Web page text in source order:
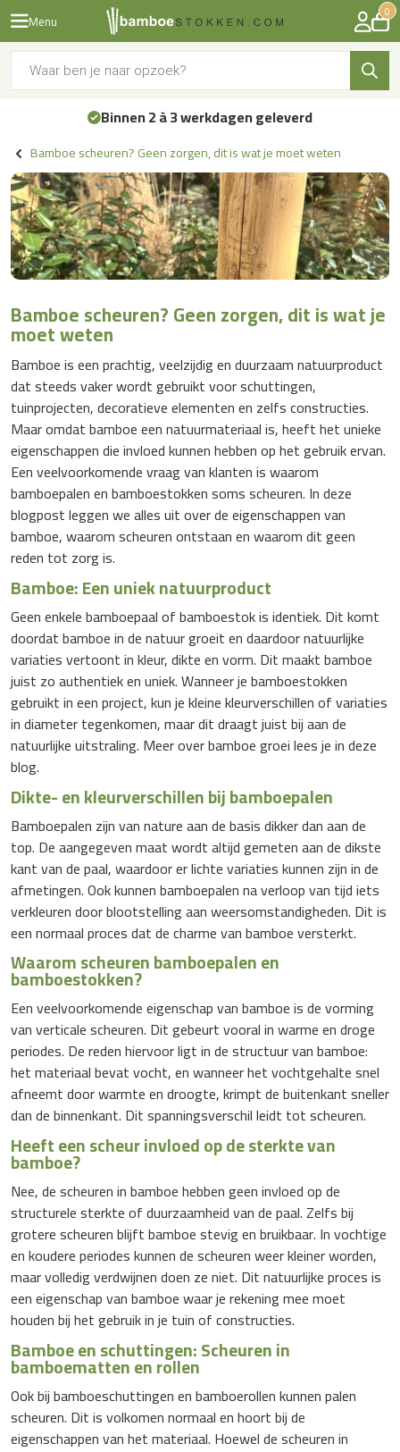
Menu 0
Producten
zoeken
Binnen 2 à 3 werkdagen geleverd
Bamboe scheuren? Geen zorgen, dit is wat je moet weten
Bamboe scheuren? Geen zorgen, dit is wat je
moet weten
Bamboe is een prachtig, veelzijdig en duurzaam natuurproduct
dat steeds vaker wordt gebruikt voor schuttingen,
tuinprojecten, decoratieve elementen en zelfs constructies.
Maar omdat bamboe een natuurmateriaal is, heeft het unieke
eigenschappen die invloed kunnen hebben op het gebruik ervan.
Een veelvoorkomende vraag van klanten is waarom
bamboepalen en bamboestokken soms scheuren. In deze
blogpost leggen we alles uit over de eigenschappen van
bamboe, waarom scheuren ontstaan en waarom dit geen
reden tot zorg is.
Bamboe: Een uniek natuurproduct
Geen enkelebamboepaalofbamboestokis identiek. Dit komt
doordat bamboe in de natuur groeit en daardoor natuurlijke
variaties vertoont in kleur, dikte en vorm. Dit maakt bamboe
juist zo authentiek en uniek. Wanneer je bamboestokken
gebruikt in een project, kun je kleine kleurverschillen of variaties
in diameter tegenkomen, maar dit draagt juist bij aan de
natuurlijke uitstraling. Meer over bamboe groei lees je indeze
blog.
Dikte- en kleurverschillen bij bamboepalen
Bamboepalen zijn van nature aan de basis dikker dan aan de
top. De aangegeven maat wordt altijd gemeten aan de dikste
kant van de paal, waardoor er lichte variaties kunnen zijn in de
afmetingen. Ook kunnen bamboepalen na verloop van tijd iets
verkleuren door blootstelling aan weersomstandigheden. Dit is
een normaal proces dat de charme van bamboe versterkt.
Waarom scheuren bamboepalen en
bamboestokken?
Een veelvoorkomende eigenschap van bamboe is de vorming
van verticale scheuren. Dit gebeurt vooral in warme en droge
periodes. De reden hiervoor ligt in de structuur van bamboe:
het materiaal bevat vocht, en wanneer het vochtgehalte snel
afneemt door warmte en droogte, krimpt de buitenkant sneller
dan de binnenkant. Dit spanningsverschil leidt tot scheuren.
Heeft een scheur invloed op de sterkte van
bamboe?
Nee, de scheuren in bamboe hebben geen invloed op de
structurele sterkte of duurzaamheid van de paal. Zelfs bij
grotere scheuren blijft bamboe stevig en bruikbaar. In vochtige
en koudere periodes kunnen de scheuren weer kleiner worden,
maar volledig verdwijnen doen ze niet. Dit natuurlijke proces is
een eigenschap van bamboe waar je rekening mee moet
houden bij het gebruik in je tuin of constructies.
Bamboe en schuttingen: Scheuren in
bamboematten en rollen
Ook bijbamboeschuttingenenbamboerollenkunnen palen
scheuren. Dit is volkomen normaal en hoort bij de
eigenschappen van het materiaal. Hoewel de scheuren in